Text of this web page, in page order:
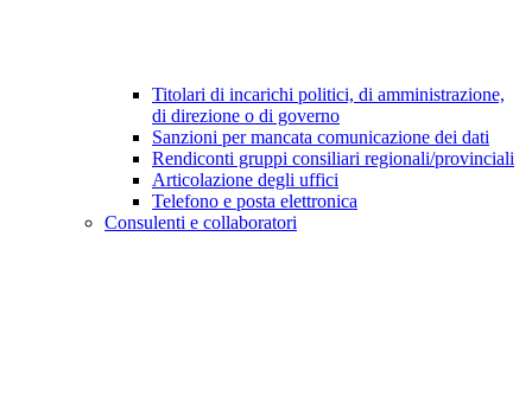
Titolari di incarichi politici, di amministrazione,
di direzione o di governo
Sanzioni per mancata comunicazione dei dati
Rendiconti gruppi consiliari regionali/provinciali
Articolazione degli uffici
Telefono e posta elettronica
Consulenti e collaboratori